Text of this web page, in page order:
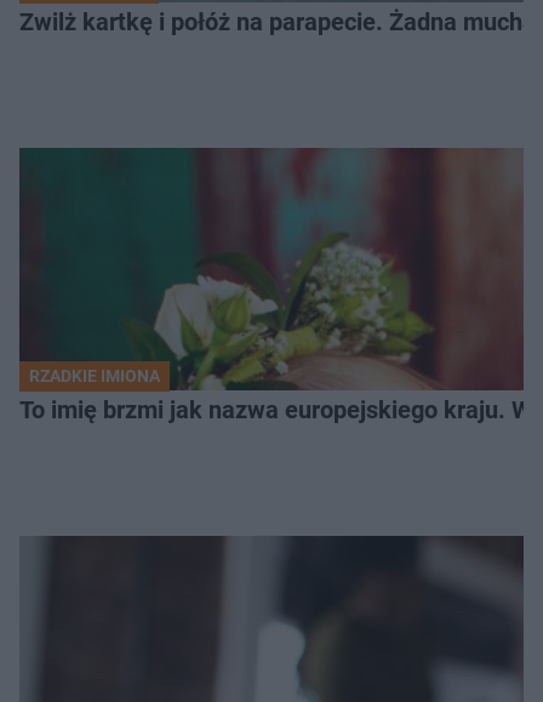
Zwilż kartkę i połóż na parapecie. Żadna
RZADKIE IMIONA
To imię brzmi jak nazwa europejskiego kraju.